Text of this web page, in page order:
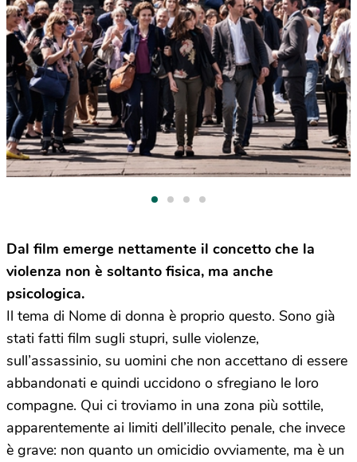
Dal film emerge nettamente il concetto che la
violenza non è soltanto fisica, ma anche
psicologica.
Il tema di Nome di donna è proprio questo. Sono già
stati fatti film sugli stupri, sulle violenze,
sull’assassinio, su uomini che non accettano di essere
abbandonati e quindi uccidono o sfregiano le loro
compagne. Qui ci troviamo in una zona più sottile,
apparentemente ai limiti dell’illecito penale, che invece
è grave: non quanto un omicidio ovviamente, ma è un